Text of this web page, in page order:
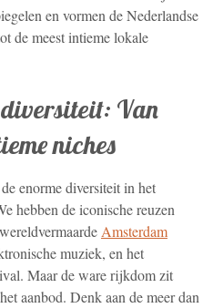
en vormen de Nederlandse
de meest intieme lokale
Van
niches
enorme diversiteit in het
hebben de iconische reuzen
Amsterdam
muziek, en het
Maar de ware rijkdom zit
aanbod. Denk aan de meer dan